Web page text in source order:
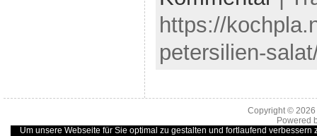
https://
petersilien-
Copyright ©
Powered
Um unsere Webseite für Sie optimal zu gestalten und fortlaufend